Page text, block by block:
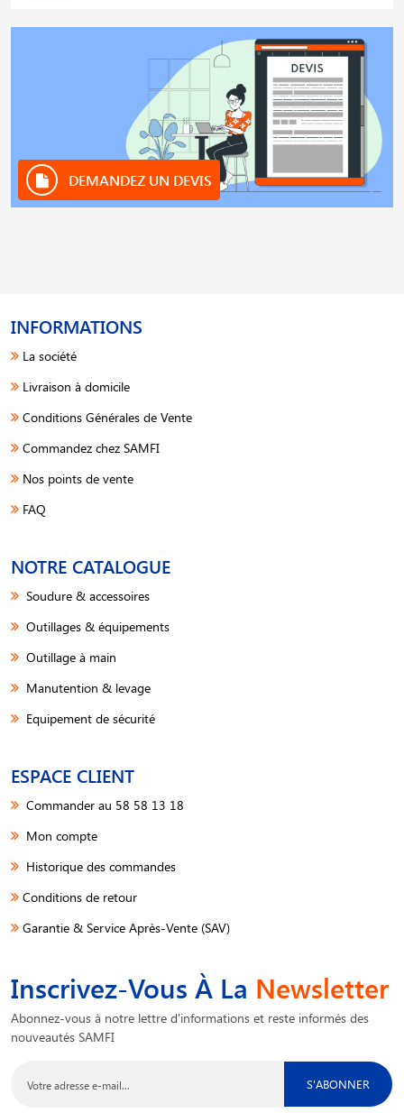
DEMANDEZ UN DEVIS
INFORMATIONS
La société
Livraison à domicile
Conditions Générales de Vente
Commandez chez SAMFI
Nos points de vente
FAQ
NOTRE CATALOGUE
Soudure & accessoires
Outillages & équipements
Outillage à main
Manutention & levage
Equipement de sécurité
ESPACE CLIENT
Commander au 58 58 13 18
Mon compte
Historique des commandes
Conditions de retour
Garantie & Service Après-Vente (SAV)
Inscrivez-Vous À La Newsletter
Abonnez-vous à notre lettre d'informations et reste informés des
nouveautés SAMFI
S'ABONNER